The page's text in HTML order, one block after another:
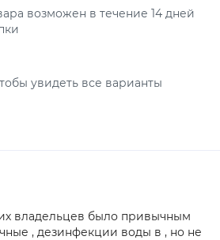
возможен в течение 14 дней
увидеть все варианты
владельцев было привычным
, дезинфекции воды в , но не